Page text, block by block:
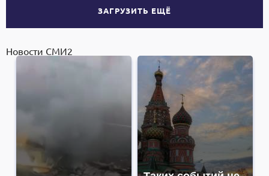
ЗАГРУЗИТЬ ЕЩЁ
Новости СМИ2